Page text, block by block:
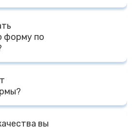
Транспортными
Деловые Линии, КИТ, либо
выбор Клиента. Доставка до
Компании в г. Москве
отправка за счет
форму по
на изготовлении форм по
Заказчика. Для расчета
макет, фото, чертеж,
готовый образец изделия и
форм - температурный
градусов, мытье без
вы